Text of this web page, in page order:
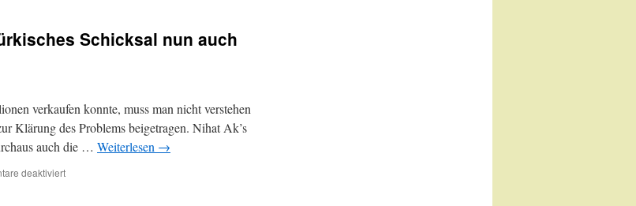
„Zurück“
Schicksal nun auch
verkaufen konnte, muss man nicht verstehen
Klärung des Problems beigetragen. Nihat Ak’s
auch die … Weiterlesen →
deaktiviertfür